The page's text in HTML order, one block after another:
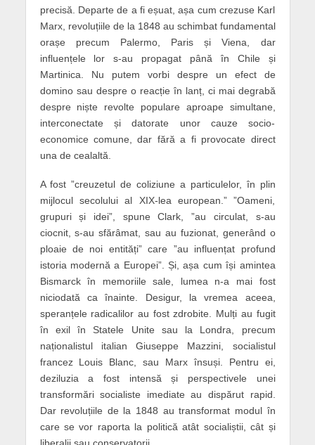
precisă. Departe de a fi eșuat, așa cum crezuse Karl
Marx, revoluțiile de la 1848 au schimbat fundamental
orașe precum Palermo, Paris și Viena, dar
influențele lor s-au propagat până în Chile și
Martinica. Nu putem vorbi despre un efect de
domino sau despre o reacție în lanț, ci mai degrabă
despre niște revolte populare aproape simultane,
interconectate și datorate unor cauze socio-
economice comune, dar fără a fi provocate direct
una de cealaltă.
A fost ”creuzetul de coliziune a particulelor, în plin
mijlocul secolului al XIX-lea european.” ”Oameni,
grupuri și idei”, spune Clark, ”au circulat, s-au
ciocnit, s-au sfărâmat, sau au fuzionat, generând o
ploaie de noi entități” care ”au influențat profund
istoria modernă a Europei”. Și, așa cum își amintea
Bismarck în memoriile sale, lumea n-a mai fost
niciodată ca înainte. Desigur, la vremea aceea,
speranțele radicalilor au fost zdrobite. Mulți au fugit
în exil în Statele Unite sau la Londra, precum
naționalistul italian Giuseppe Mazzini, socialistul
francez Louis Blanc, sau Marx însuși. Pentru ei,
deziluzia a fost intensă și perspectivele unei
transformări socialiste imediate au dispărut rapid.
Dar revoluțiile de la 1848 au transformat modul în
care se vor raporta la politică atât socialiștii, cât și
liberalii sau conservatorii.